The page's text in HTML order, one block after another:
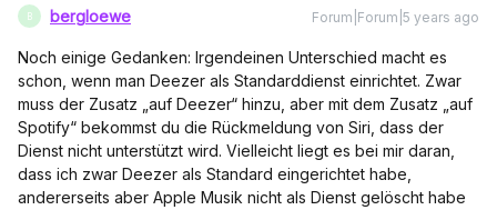
B bergloewe Forum|Forum|5 years ago
Noch einige Gedanken: Irgendeinen Unterschied macht es
schon, wenn man Deezer als Standarddienst einrichtet. Zwar
muss der Zusatz „auf Deezer“ hinzu, aber mit dem Zusatz „auf
Spotify“ bekommst du die Rückmeldung von Siri, dass der
Dienst nicht unterstützt wird. Vielleicht liegt es bei mir daran,
dass ich zwar Deezer als Standard eingerichtet habe,
andererseits aber Apple Musik nicht als Dienst gelöscht habe